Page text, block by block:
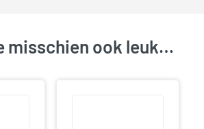
misschien ook leuk…